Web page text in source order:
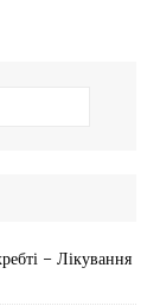
– Лікування